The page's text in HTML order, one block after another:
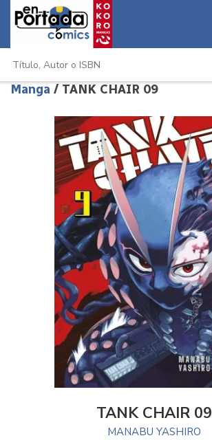
Manga / TANK CHAIR 09
TANK CHAIR 09
MANABU YASHIRO